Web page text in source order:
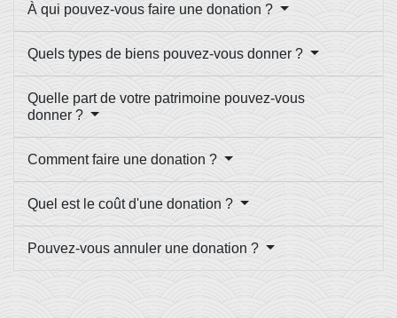
À qui pouvez-vous faire une donation ?
Quels types de biens pouvez-vous donner ?
Quelle part de votre patrimoine pouvez-vous
donner ?
Comment faire une donation ?
Quel est le coût d'une donation ?
Pouvez-vous annuler une donation ?